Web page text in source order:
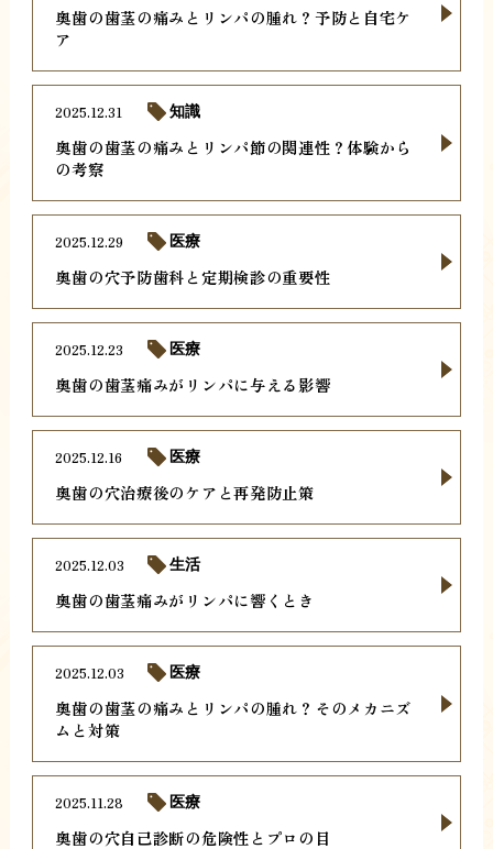
奥歯の歯茎の痛みとリンパの腫れ？予防と自宅ケ
ア
奥歯の歯茎の痛みとリンパ節の関連性？体験から
の考察
2025.12.31 知識
奥歯の穴予防歯科と定期検診の重要性
2025.12.29 医療
奥歯の歯茎痛みがリンパに与える影響
2025.12.23 医療
奥歯の穴治療後のケアと再発防止策
2025.12.16 医療
奥歯の歯茎痛みがリンパに響くとき
2025.12.03 生活
奥歯の歯茎の痛みとリンパの腫れ？そのメカニズ
ムと対策
2025.12.03 医療
奥歯の穴自己診断の危険性とプロの目
2025.11.28 医療